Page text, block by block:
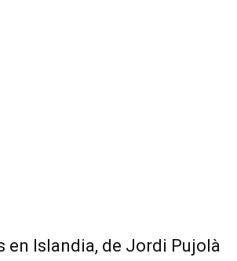
en Islandia, de Jordi Pujolà